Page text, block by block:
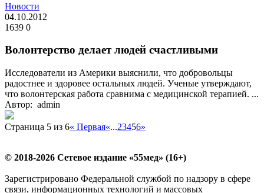
Новости
04.10.2012
1639 0
Волонтерство делает людей счастливыми
Исследователи из Америки выяснили, что добровольцы
радостнее и здоровее остальных людей. Ученые утверждают,
что волонтерская работа сравнима с медицинской терапией. ...
Автор: admin
Страница 5 из 6« Первая«...23456»
© 2018-2026 Сетевое издание «55мед» (16+)
Зарегистрировано Федеральной службой по надзору в сфере
связи, информационных технологий и массовых